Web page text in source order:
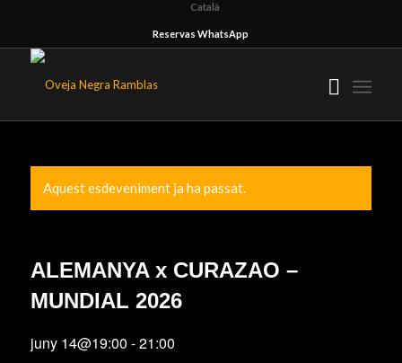
Català
Reservas WhatsApp
Aquest esdeveniment ja ha passat.
ALEMANYA x CURAZAO –
MUNDIAL 2026
juny 14@19:00 -21:00